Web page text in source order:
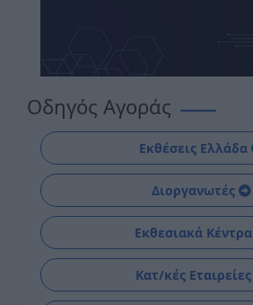
Οδηγός Αγοράς
Εκθέσεις Ελλάδα
Διοργανωτές
Εκθεσιακά Κέντρα
Κατ/κές Εταιρείες